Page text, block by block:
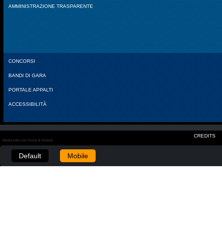
AMMINISTRAZIONE TRASPARENTE
CONCORSI
BANDI DI GARA
PORTALE APPALTI
ACCESSIBILITÀ
CREDITS
Realizzato con Plone & Python
Default Mobile